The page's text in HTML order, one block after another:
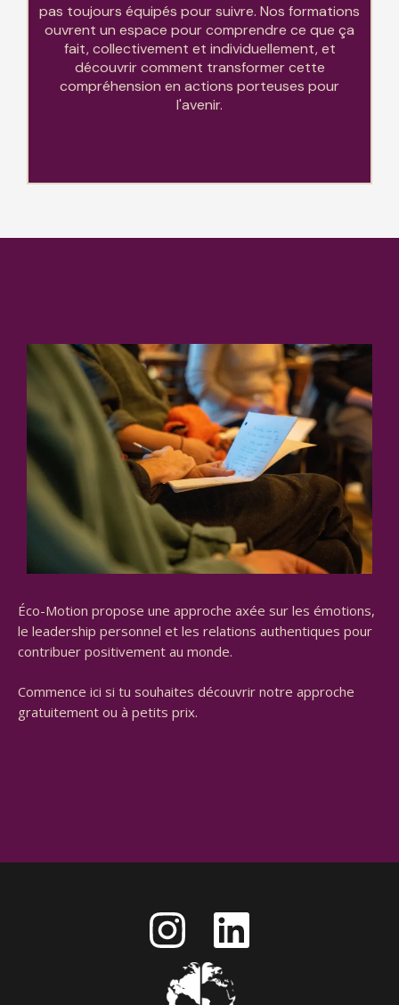
pas toujours équipés pour suivre. Nos formations
ouvrent un espace pour comprendre ce que ça
fait, collectivement et individuellement, et
découvrir comment transformer cette
compréhension en actions porteuses pour
l'avenir.
Éco-Motion propose une approche axée sur les émotions,
le leadership personnel et les relations authentiques pour
contribuer positivement au monde.
Commence ici si tu souhaites découvrir notre approche
gratuitement ou à petits prix.